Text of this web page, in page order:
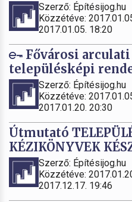
Szerző: Építésijog.hu
Közzétéve:
2017.01.05. 18:20
Fővárosi
településképi
Szerző: Építésijog.hu
Közzétéve:
2017.01.20. 20:30
Útmutató
KÉZIKÖNYVEK
Szerző: Építésijog.hu
Közzétéve:
2017.12.17. 19:46